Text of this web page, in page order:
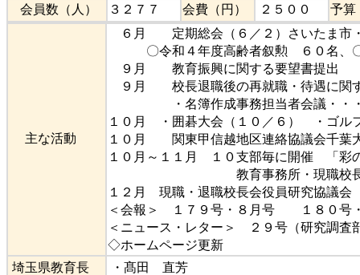
会員数（人）
３２７７ 会費（円） ２５００ 予算
主な活動
６月 定期総会（６／２）さいたま市
〇令和４年度高齢者叙勲 ６０名、〇
９月 教育振興に関する要望書提出
９月 校長退職後の再就職・待遇に関
・名簿作成事務担当者会議・・・
１０月 ・囲碁大会（１０／６） ・ゴル
１０月 関東甲信越地区連絡協議会千葉
１０月～１１月 １０支部毎に開催 「彩
教育事務所・現職校長
１２月 現職・退職校長会役員研究協議会
＜会報＞ １７９号・８月号 １８０号
＜ニュース・レター＞ ２９号（研究調査
◇ホームページ更新
埼玉県教育長
・髙田 直芳